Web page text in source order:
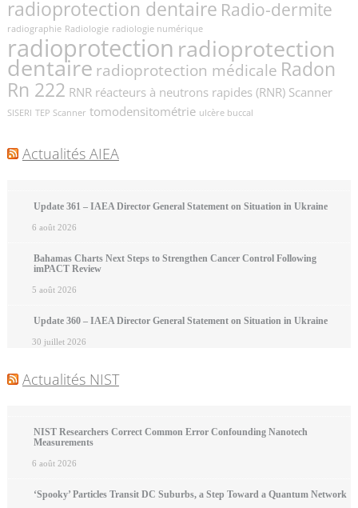
radioprotection dentaire Radio-dermite
radiographie Radiologie radiologie numérique
radioprotection radioprotection
dentaire radioprotection médicale Radon
Rn 222 RNR réacteurs à neutrons rapides (RNR) Scanner
SISERI TEP Scanner tomodensitométrie ulcère buccal
Actualités AIEA
Update 361 – IAEA Director General Statement on Situation in Ukraine
6 août 2026
Bahamas Charts Next Steps to Strengthen Cancer Control Following
imPACT Review
5 août 2026
Update 360 – IAEA Director General Statement on Situation in Ukraine
30 juillet 2026
Actualités NIST
NIST Researchers Correct Common Error Confounding Nanotech
Measurements
6 août 2026
‘Spooky’ Particles Transit DC Suburbs, a Step Toward a Quantum Network